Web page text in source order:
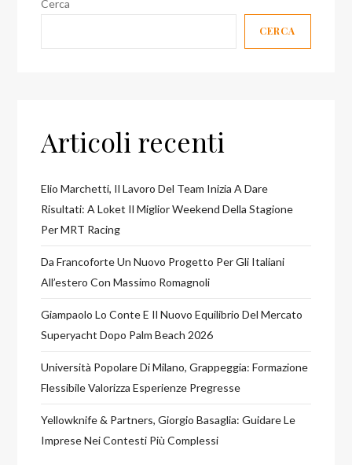
Cerca
CERCA
Articoli recenti
Elio Marchetti, Il Lavoro Del Team Inizia A Dare
Risultati: A Loket Il Miglior Weekend Della Stagione
Per MRT Racing
Da Francoforte Un Nuovo Progetto Per Gli Italiani
All’estero Con Massimo Romagnoli
Giampaolo Lo Conte E Il Nuovo Equilibrio Del Mercato
Superyacht Dopo Palm Beach 2026
Università Popolare Di Milano, Grappeggia: Formazione
Flessibile Valorizza Esperienze Pregresse
Yellowknife & Partners, Giorgio Basaglia: Guidare Le
Imprese Nei Contesti Più Complessi